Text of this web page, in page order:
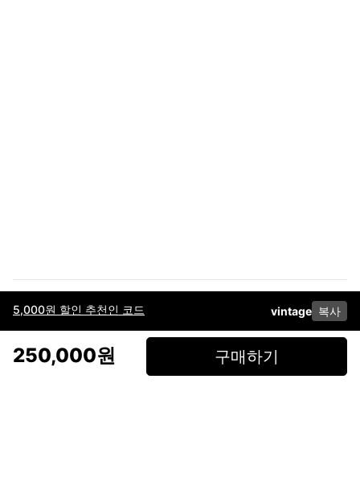
5,000원 할인 추천인 코드 vintage 복사
250,000원 구매하기
이용약관고객센터판매개인정보 처리방침사업자 정보다운로드
페이스북